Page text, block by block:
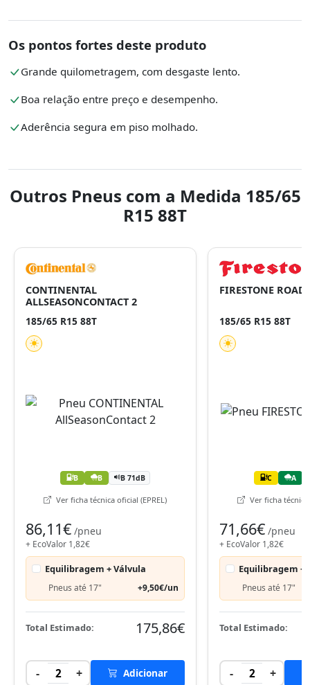
Os pontos fortes deste produto
Grande quilometragem, com desgaste lento.
Boa relação entre preço e desempenho.
Aderência segura em piso molhado.
Outros Pneus com a Medida 185/65
R15 88T
CONTINENTAL
ALLSEASONCONTACT 2
185/65 R15 88T
B B B 71dB
Ver ficha técnica oficial (EPREL)
86,11€ /pneu
+ EcoValor 1,82€
Equilibragem + Válvula
Pneus até 17" +9,50€/un
Total Estimado: 175,86€
- 2 + Adicionar
FIRESTONE
185/65 R15 88T
C A
Ver ficha técnica
71,66€ /pneu
+ EcoValor 1,82€
Equilibragem +
Pneus até 17"
Total Estimado:
- 2 +